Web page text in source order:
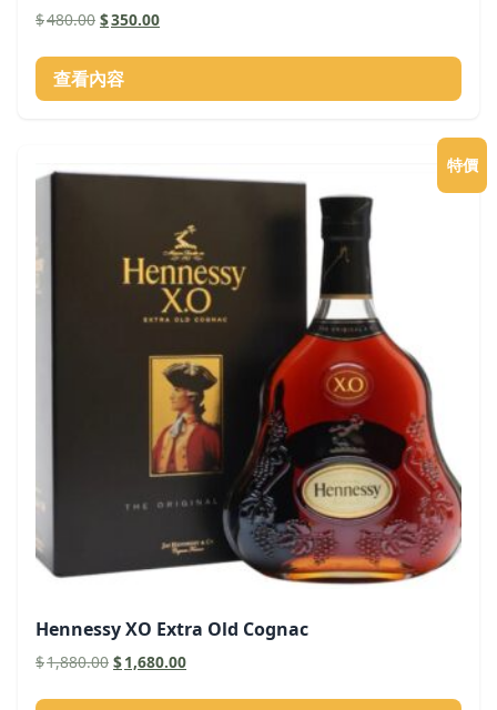
$480.00 原
價
格：
$480.00。
$350.00目
價
$350.00。
查看內容
特價
Hennessy XO Extra Old Cognac
$1,880.00 原
價
$1,680.00目
價